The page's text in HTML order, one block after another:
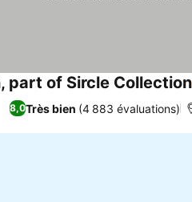
part of Sircle Collection
8,0Très bien (4 883 évaluations)